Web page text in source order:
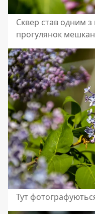
Сквер став одним
прогулянок
Тут